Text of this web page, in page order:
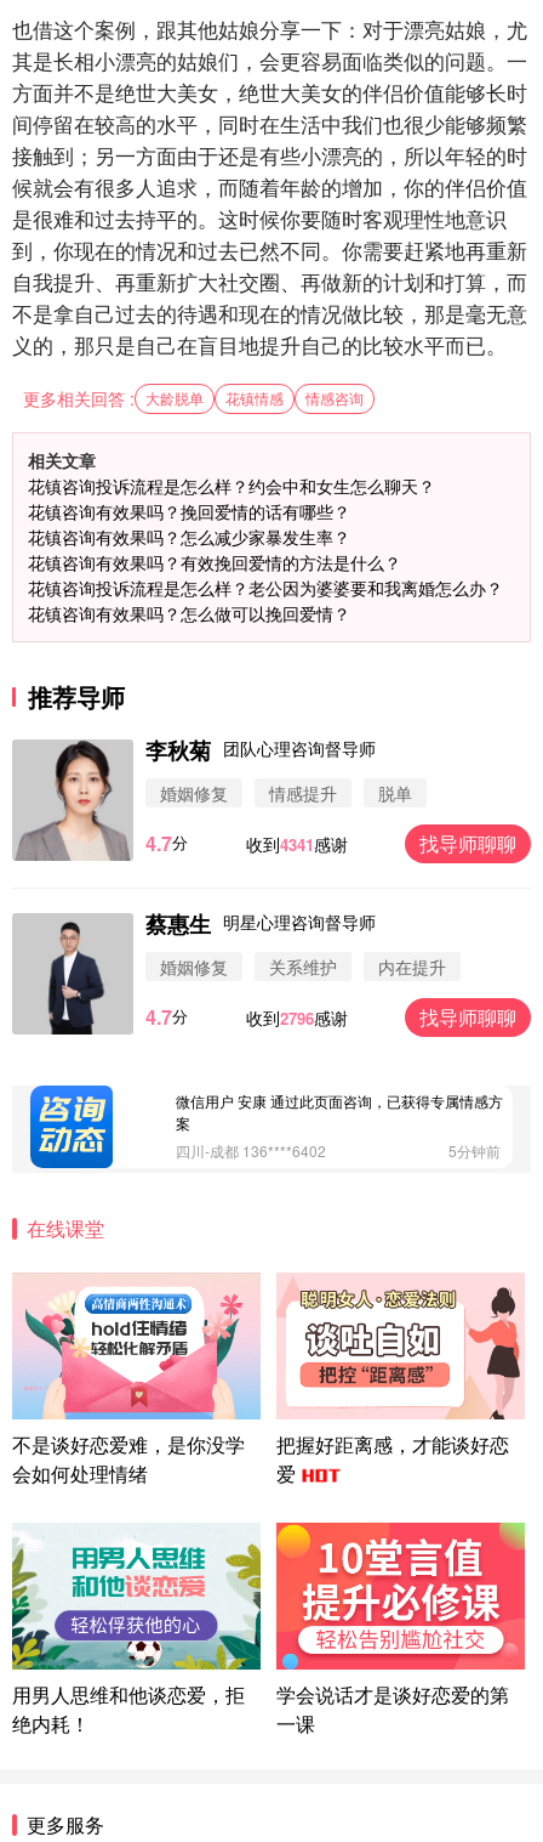
也借这个案例，跟其他姑娘分享一下：对于漂亮姑娘，尤
其是长相小漂亮的姑娘们，会更容易面临类似的问题。一
方面并不是绝世大美女，绝世大美女的伴侣价值能够长时
间停留在较高的水平，同时在生活中我们也很少能够频繁
接触到；另一方面由于还是有些小漂亮的，所以年轻的时
候就会有很多人追求，而随着年龄的增加，你的伴侣价值
是很难和过去持平的。这时候你要随时客观理性地意识
到，你现在的情况和过去已然不同。你需要赶紧地再重新
自我提升、再重新扩大社交圈、再做新的计划和打算，而
不是拿自己过去的待遇和现在的情况做比较，那是毫无意
义的，那只是自己在盲目地提升自己的比较水平而已。
更多相关回答 : 大龄脱单 花镇情感 情感咨询
相关文章
花镇咨询投诉流程是怎么样？约会中和女生怎么聊天？
花镇咨询有效果吗？挽回爱情的话有哪些？
花镇咨询有效果吗？怎么减少家暴发生率？
花镇咨询有效果吗？有效挽回爱情的方法是什么？
花镇咨询投诉流程是怎么样？老公因为婆婆要和我离婚怎么办？
花镇咨询有效果吗？怎么做可以挽回爱情？
推荐导师
李秋菊 团队心理咨询督导师
婚姻修复
情感提升 脱单
4.7分 收到4341感谢 找导师聊聊
蔡惠生 明星心理咨询督导师
婚姻修复
关系维护 内在提升
4.7分 收到2796感谢 找导师聊聊
微信用户 圆圈 通过此页面咨询，已获得专属情感方
微信用户 Vnno 通过此页面咨询，已获得专属情感方
案
微信用户 大太阳 通过此页面咨询，已获得专属情感
微信用户 安康 通过此页面咨询，已获得专属情感方
案
四川-成都 136****6402
5分钟前
方案
上海-浦东 177****9074
56分钟前
微信用户 Liberty 通过此页面咨询，已获得专属情感
方案
广东-广州 188****5632
12分钟前
微信用户 司马锘 通过此页面咨询，已获得专属情感
方案
湖北-武汉 135****7410
陕西-西安 139****6283
3分钟前
微信用户 喜欢下雨天^ 通过此页面咨询，已获得专属
情感方案
浙江-宁波 150****8921
28分钟前
属情感方案
湖南-长沙 187****3359
在线课堂
不是谈好恋爱难，是你没学
会如何处理情绪
把握好距离感，才能谈好恋
爱
用男人思维和他谈恋爱，拒
绝内耗！
学会说话才是谈好恋爱的第
一课
更多服务